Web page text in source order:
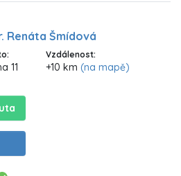
Renáta Šmídová
11
Vzdálenost:
+10 km (na mapě)